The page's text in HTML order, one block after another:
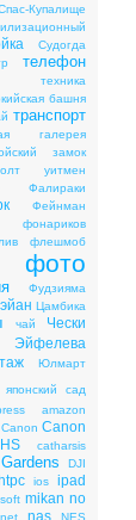
Купалище
Судогда
телефон
техника
башня
транспорт
галерея
замок
уитмен
Фалираки
Фейнман
фонариков
флешмоб
фото
Фудзияма
Цамбика
чай
Чески
Эйфелева
Юлмарт
японский сад
amazon
Canon Canon
catharsis
DJI
ios
ipad
mikan no
nas NES